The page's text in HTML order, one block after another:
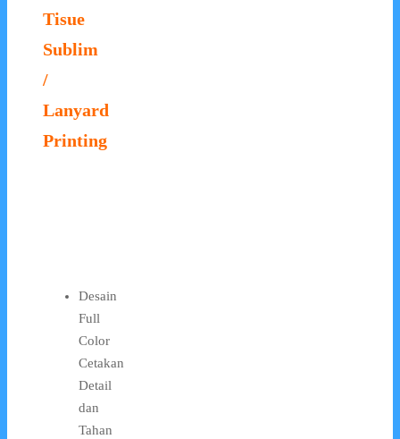
Tisue
Sublim
/
Lanyard
Printing
Desain
Full
Color
Cetakan
Detail
dan
Tahan